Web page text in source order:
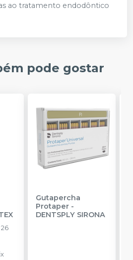
ao tratamento endodôntico
pode gostar
Gutapercha
Protaper-
DENTSPLY SIRONA